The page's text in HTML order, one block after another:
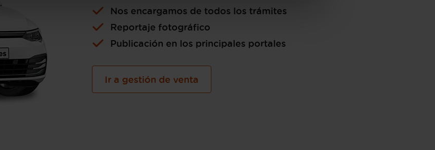
Nos encargamos de todos los trámites
Reportaje fotográfico
Publicación en los principales portales
Ir a gestión de venta